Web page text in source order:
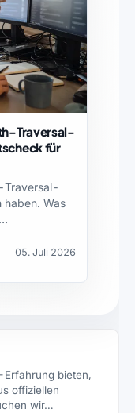
Traversal-
für
Traversal-
haben. Was
05. Juli 2026
bieten,
offiziellen
wir…